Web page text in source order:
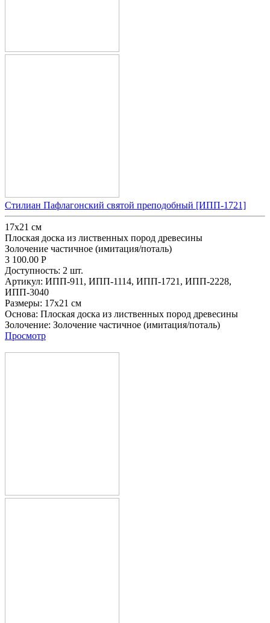
Стилиан Пафлагонский святой преподобный [ИПП-1721]
17х21 см
Плоская доска из лиственных пород древесины
Золочение частичное (имитация/поталь)
3 100.00 Р
Доступность: 2 шт.
Артикул: ИПП-911, ИПП-1114, ИПП-1721, ИПП-2228,
ИПП-3040
Размеры: 17х21 см
Основа: Плоская доска из лиственных пород древесины
Золочение: Золочение частичное (имитация/поталь)
Просмотр